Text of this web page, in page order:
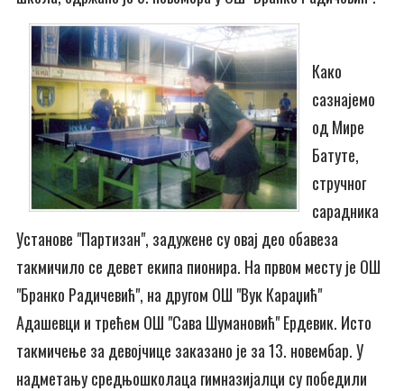
Како
сазнајемо
од Мире
Батуте,
стручног
сарадника
Установе "Партизан", задужене су овај део обавеза
такмичило се девет екипа пионира. На првом месту је ОШ
"Бранко Радичевић", на другом ОШ "Вук Караџић"
Адашевци и трећем ОШ "Сава Шумановић" Ердевик. Исто
такмичење за девојчице заказано је за 13. новембар. У
надметању средњошколаца гимназијалци су победили